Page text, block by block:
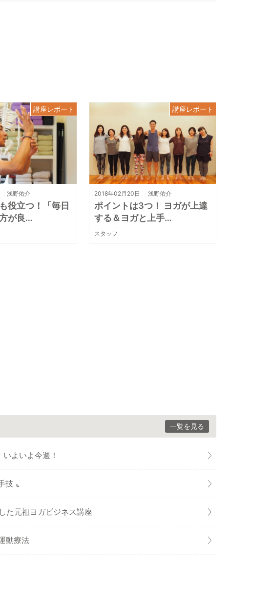
浅野佑介
役立つ！「毎日
が良…
講座レポート
2018年02月20日 浅野佑介
ポイントは3つ！ ヨガが上達
する＆ヨガと上手…
スタッフ
講座レポート
一覧を見る
よいよ今週！
〟
た元祖ヨガビジネス講座
動療法